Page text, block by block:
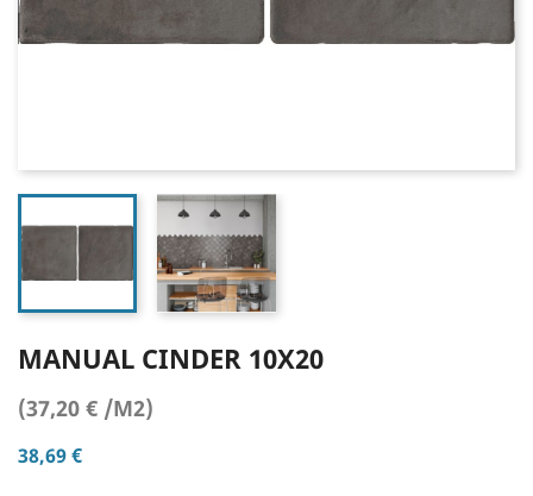
MANUAL CINDER 10X20
(37,20 € /M2)
38,69 €